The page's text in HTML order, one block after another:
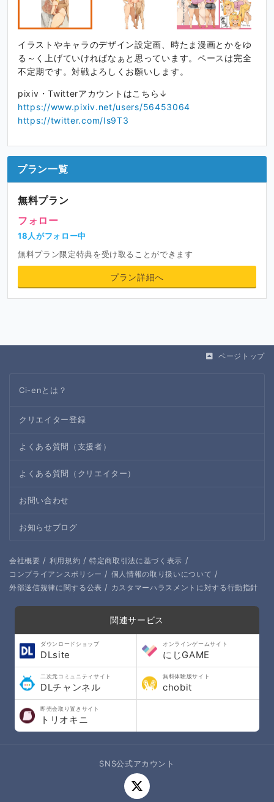
イラストやキャラのデザイン設定画、時たま漫画とかをゆ
る～く上げていければなぁと思っています。ペースは完全
不定期です。対戦よろしくお願いします。
pixiv・Twitterアカウントはこちら↓
https://www.pixiv.net/users/56453064
https://twitter.com/Is9T3
プラン一覧
無料プラン
フォロー
18人がフォロー中
無料プラン限定特典を受け取ることができます
プラン詳細へ
ページトップ
Ci-enとは？
クリエイター登録
よくある質問（支援者）
よくある質問（クリエイター）
お問い合わせ
お知らせブログ
会社概要 / 利用規約 / 特定商取引法に基づく表示 /
コンプライアンスポリシー / 個人情報の取り扱いについて /
外部送信規律に関する公表 / カスタマーハラスメントに対する行動指針
関連サービス
ダウンロードショップ
DLsite
オンラインゲームサイト
にじGAME
二次元コミュニティサイト
DLチャンネル
無料体験版サイト
chobit
即売会取り置きサイト
トリオキニ
SNS公式アカウント